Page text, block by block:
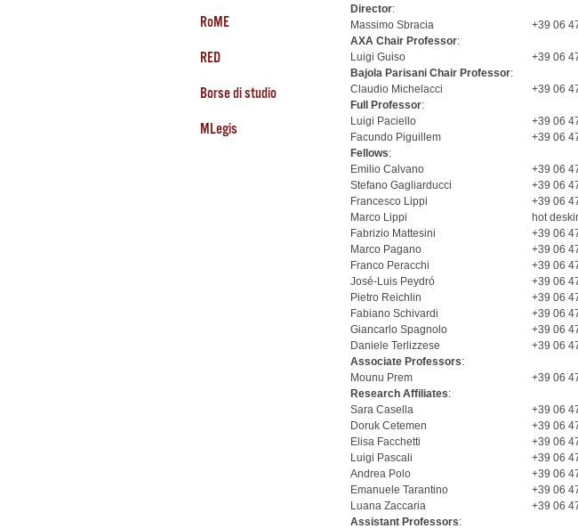
RoME
RED
Borse di studio
MLegis
Director:
Massimo Sbracia
+39 06
AXA Chair Professor:
Luigi Guiso
+39 06
Bajola Parisani Chair Professor:
Claudio Michelacci
+39 06
Full Professor:
Luigi Paciello
+39 06
Facundo Piguillem
+39 06
Fellows:
Emilio Calvano
+39 06
Stefano Gagliarducci
+39 06
Francesco Lippi
+39 06
Marco Lippi
hot
Fabrizio Mattesini
+39 06
Marco Pagano
+39 06
Franco Peracchi
+39 06
José-Luis Peydró
+39 06
Pietro Reichlin
+39 06
Fabiano Schivardi
+39 06
Giancarlo Spagnolo
+39 06
Daniele Terlizzese
+39 06
Associate Professors:
Mounu Prem
+39 06
Research Affiliates:
Sara Casella
+39 06
Doruk Cetemen
+39 06
Elisa Facchetti
+39 06
Luigi Pascali
+39 06
Andrea Polo
+39 06
Emanuele Tarantino
+39 06
Luana Zaccaria
+39 06
Assistant Professors: